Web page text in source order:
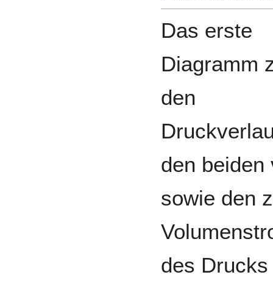
Das erste
Diagramm
den
den
sowie den
des